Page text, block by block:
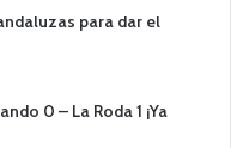
para dar el
0 – La Roda 1 ¡Ya